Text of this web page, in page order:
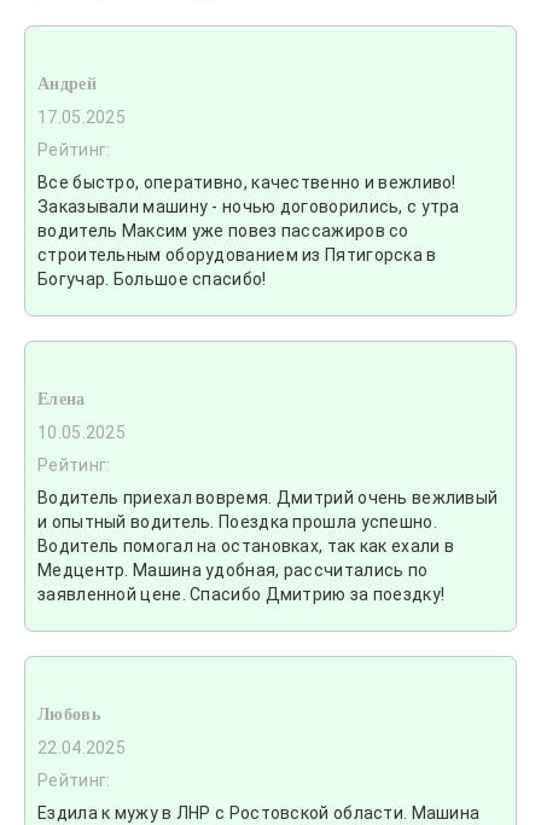
Андрей
17.05.2025
Рейтинг:
Все быстро, оперативно, качественно и вежливо!
Заказывали машину - ночью договорились, с утра
водитель Максим уже повез пассажиров со
строительным оборудованием из Пятигорска в
Богучар. Большое спасибо!
Елена
10.05.2025
Рейтинг:
Водитель приехал вовремя. Дмитрий очень вежливый
и опытный водитель. Поездка прошла успешно.
Водитель помогал на остановках, так как ехали в
Медцентр. Машина удобная, рассчитались по
заявленной цене. Спасибо Дмитрию за поездку!
Любовь
22.04.2025
Рейтинг:
Ездила к мужу в ЛНР с Ростовской области. Машина